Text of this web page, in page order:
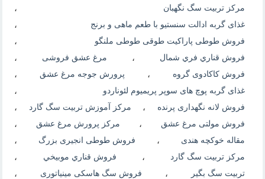
مرکز تربیت سگ نگهبان ،
غذای گربه ادالت سنستیو با طعم ماهی و برنج ،
فروش طوطی پاراکیت طوقی طوطی ملنگو ،
فروش قناري فري شمال ، مرغ عشق فروشی ،
فروش کاکادوی گروه ، پرورش جوجه مرغ عشق ،
غذای گربه پوچ های سوپر پریمیوم لئوناردو ،
فروش لانه نگهداری پرنده ، مرکز آموزش تربیت سگ گارد ،
فروش مولتی مرغ عشق ، مرکز پرورش مرغ عشق ،
مقاله خوکچه هندی ، فروش طوطی انجیری بزرگ ،
مرکز تربیت سگ گارد ، فروش قناري موبيخي ،
تربیت سگ بگیر ، فروش سگ هاسکی مینیاتوری ،